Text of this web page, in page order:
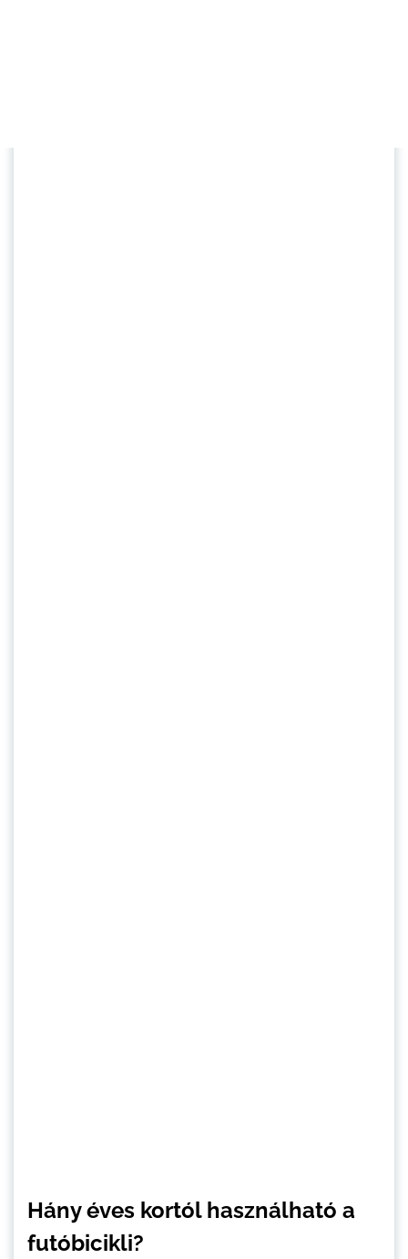
Hány éves kortól használható a
futóbicikli?